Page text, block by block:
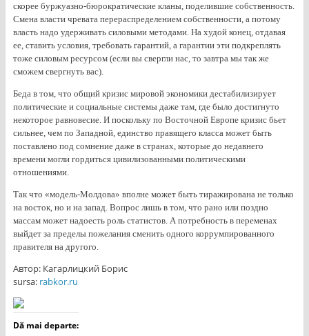
скорее буржуазно-бюрократические кланы, поделившие собственность.
Смена власти чревата перераспределением собственности, а потому
власть надо удерживать силовыми методами. На худой конец, отдавая
ее, ставить условия, требовать гарантий, а гарантии эти подкреплять
тоже силовым ресурсом (если вы свергли нас, то завтра мы так же
сможем свергнуть вас).
Беда в том, что общий кризис мировой экономики дестабилизирует
политические и социальные системы даже там, где было достигнуто
некоторое равновесие. И поскольку по Восточной Европе кризис бьет
сильнее, чем по Западной, единство правящего класса может быть
поставлено под сомнение даже в странах, которые до недавнего
времени могли гордиться цивилизованными политическими
отношениями.
Так что «модель-Молдова» вполне может быть тиражирована не только
на восток, но и на запад. Вопрос лишь в том, что рано или поздно
массам может надоесть роль статистов. А потребность в переменах
выйдет за пределы пожелания сменить одного коррумпированного
правителя на другого.
Автор: Кагарлицкий Борис
sursa: rabkor.ru
Dă mai departe: